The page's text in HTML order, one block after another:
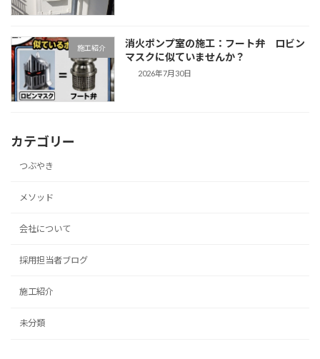
施工紹介
消火ポンプ室の施工：フート弁 ロビン
マスクに似ていませんか？
2026年7月30日
カテゴリー
つぶやき
メソッド
会社について
採用担当者ブログ
施工紹介
未分類